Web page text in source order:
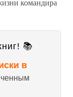
командира
📚
в